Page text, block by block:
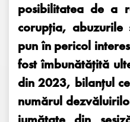
posibilitatea de a
corupția, abuzurile
pun în pericol
fost îmbunătățită
din 2023, bilanțul
numărul